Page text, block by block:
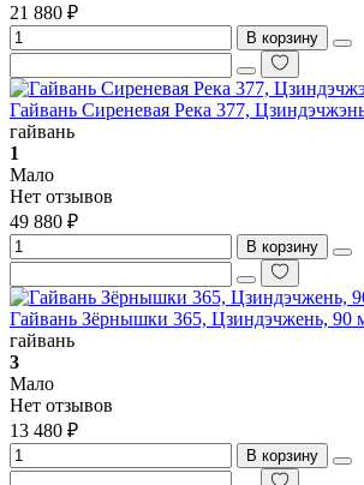
21 880 ₽
В корзину
Гайвань Сиреневая Река 377,
гайвань
1
Мало
Нет отзывов
49 880 ₽
В корзину
Гайвань Зёрнышки 365, Цзиндэчжень, 90
гайвань
3
Мало
Нет отзывов
13 480 ₽
В корзину